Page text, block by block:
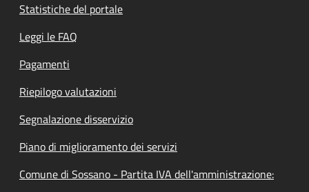
Statistiche del portale
Leggi le FAQ
Pagamenti
Riepilogo valutazioni
Segnalazione disservizio
Piano di miglioramento dei servizi
Comune di Sossano - Partita IVA dell'amministrazione: